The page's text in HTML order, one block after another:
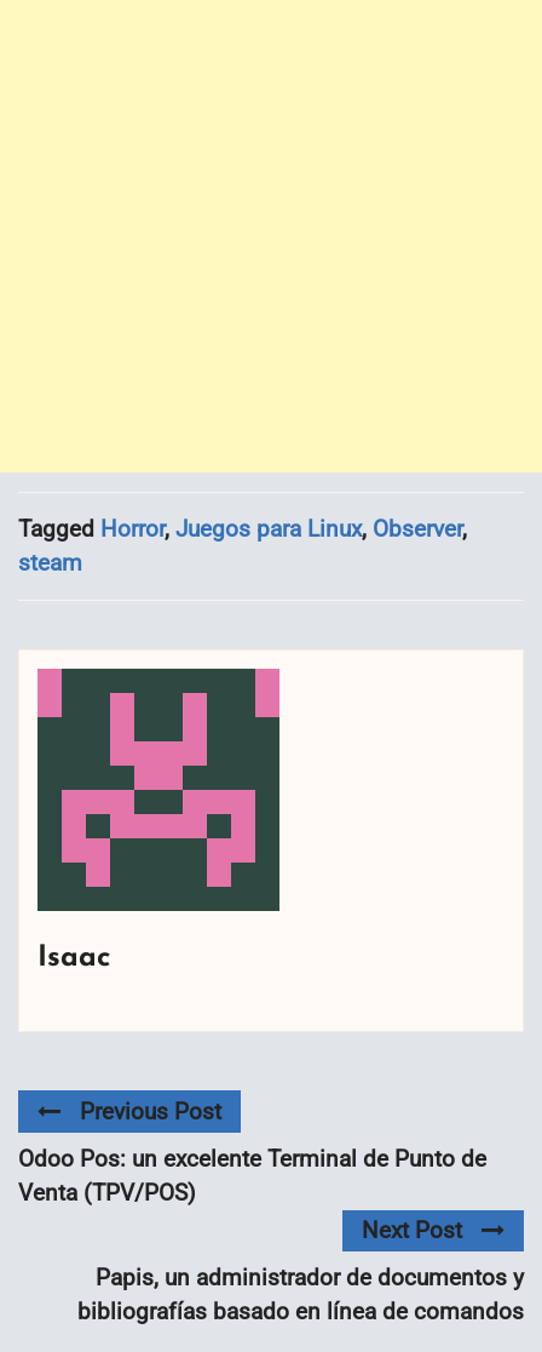
Tagged Horror, Juegos para Linux, Observer,
steam
Isaac
Previous Post
Odoo Pos: un excelente Terminal de Punto de
Venta (TPV/POS)
Next Post
Papis, un administrador de documentos y
bibliografías basado en línea de comandos